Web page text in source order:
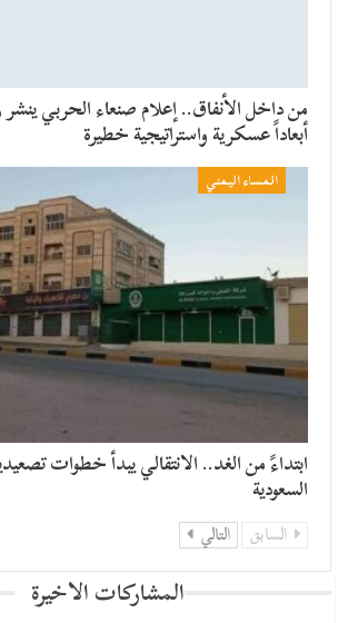
من داخل الأنفاق.. إعلام صنعاء الحربي
أبعاداً عسكرية واستراتيجية خطيرة
المساء اليمني
​ابتداءً من الغد.. الانتقالي يبدأ خطوات
السعودية
السابق التالي
المشاركات الاخيرة